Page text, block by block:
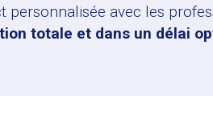
personnalisée avec les
totale et dans un délai